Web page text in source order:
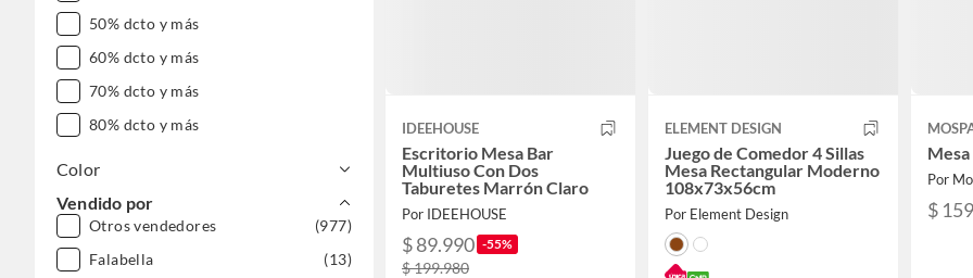
50% dcto y más
60% dcto y más
70% dcto y más
80% dcto y más
Color
Vendido por
Otros vendedores
(977)
Falabella
(13)
IDEEHOUSE
Escritorio Mesa Bar
Multiuso Con Dos
Taburetes Marrón Claro
Por IDEEHOUSE
$ 89.990 -55%
$ 199.980
ELEMENT DESIGN
Juego de Comedor 4 Sillas
Mesa Rectangular Moderno
108x73x56cm
Por Element Design
Por
$